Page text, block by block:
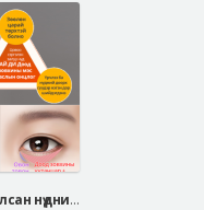
Дунд насныханд зориулсан нүдний доод өөх тараах мэс засал